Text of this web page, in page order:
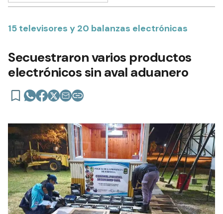
15 televisores y 20 balanzas electrónicas
Secuestraron varios productos
electrónicos sin aval aduanero